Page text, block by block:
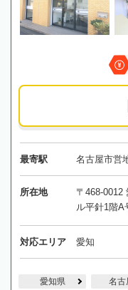
最寄駅 名古屋市営
所在地
〒468-0012
ル平針1階A
対応エリア 愛知
愛知県 名古